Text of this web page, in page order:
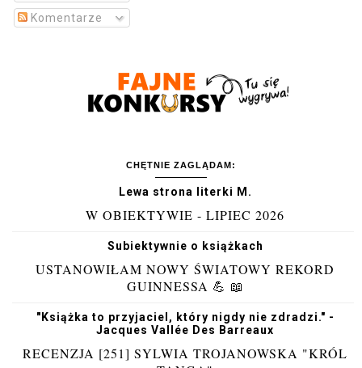
Komentarze
CHĘTNIE ZAGLĄDAM:
Lewa strona literki M.
W OBIEKTYWIE - LIPIEC 2026
Subiektywnie o książkach
USTANOWIŁAM NOWY ŚWIATOWY REKORD
GUINNESSA 💪 📖
"Książka to przyjaciel, który nigdy nie zdradzi." -
Jacques Vallée Des Barreaux
RECENZJA [251] SYLWIA TROJANOWSKA "KRÓL